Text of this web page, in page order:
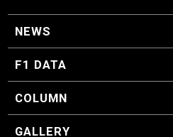
NEWS
F1 ニュース
F1 DATA
F1 日程
F1 データ
COLUMN
マイ・ワンダフル・サーキット
スクーデリア・一方通行
F1に燃え、ゴルフに泣く日々。
スティングくんの部屋
GALLERY